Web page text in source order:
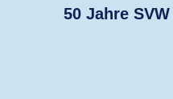
50 Jahre